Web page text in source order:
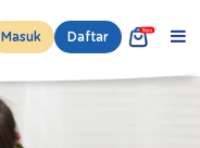
Masuk Daftar